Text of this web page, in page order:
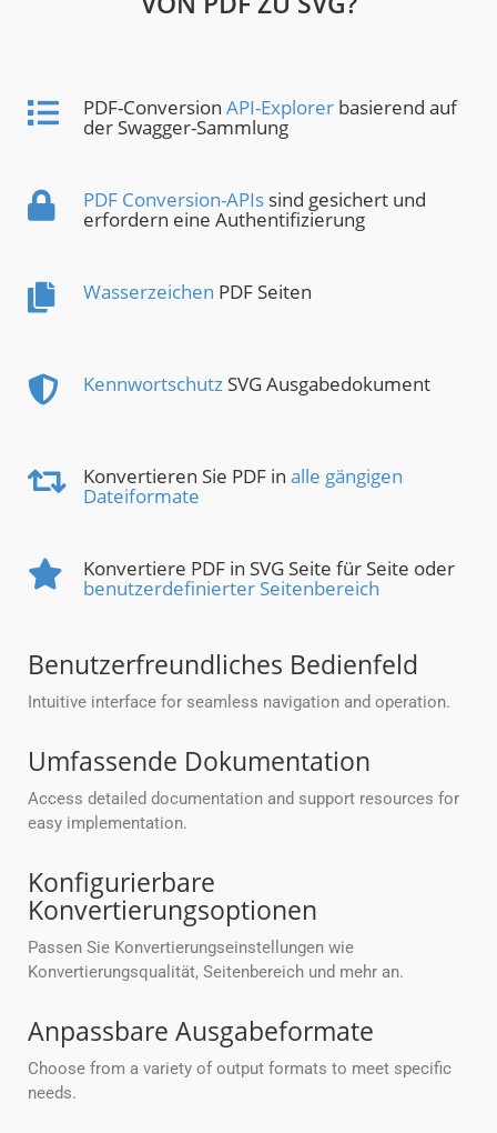
PDF-Conversion API-Explorer basierend auf
der Swagger-Sammlung
PDF Conversion-APIs sind gesichert und
erfordern eine Authentifizierung
Wasserzeichen PDF Seiten
Kennwortschutz SVG Ausgabedokument
Konvertieren Sie PDF in alle gängigen
Dateiformate
Konvertiere PDF in SVG Seite für Seite oder
benutzerdefinierter Seitenbereich
Benutzerfreundliches Bedienfeld
Intuitive interface for seamless navigation and operation.
Umfassende Dokumentation
Access detailed documentation and support resources for
easy implementation.
Konfigurierbare
Konvertierungsoptionen
Passen Sie Konvertierungseinstellungen wie
Konvertierungsqualität, Seitenbereich und mehr an.
Anpassbare Ausgabeformate
Choose from a variety of output formats to meet specific
needs.